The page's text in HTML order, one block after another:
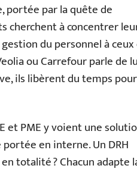
portée par la quête de
cherchent à concentrer
du personnel à
ou Carrefour parle de
ils libèrent du temps
et PME y voient une
en interne. Un DRH
totalité ? Chacun adapte